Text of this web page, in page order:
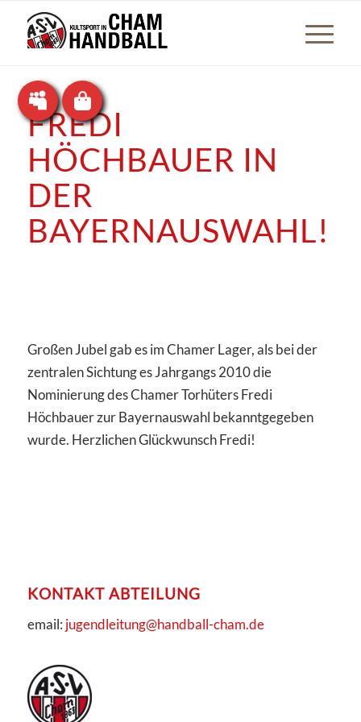
FREDI
HÖCHBAUER IN
DER
BAYERNAUSWAHL!
Großen Jubel gab es im Chamer Lager, als bei der
zentralen Sichtung es Jahrgangs 2010 die
Nominierung des Chamer Torhüters Fredi
Höchbauer zur Bayernauswahl bekanntgegeben
wurde. Herzlichen Glückwunsch Fredi!
KONTAKT ABTEILUNG
email: jugendleitung@handball-cham.de